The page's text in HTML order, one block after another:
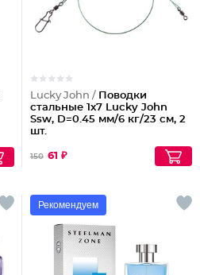
Lucky John / Поводки
стальные 1x7 Lucky John
Ssw, D=0.45 мм/6 кг/23 см, 2
шт.
150 61 ₽
Рекомендуем